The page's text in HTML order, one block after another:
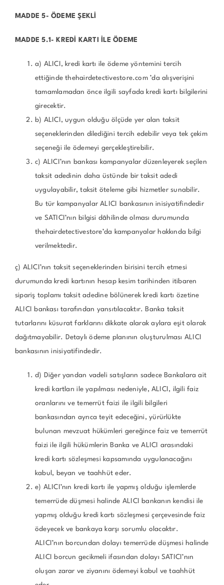
MADDE 5- ÖDEME ŞEKLİ
MADDE 5.1- KREDİ KARTI İLE ÖDEME
a) ALICI, kredi kartı ile ödeme yöntemini tercih
ettiğinde thehairdetectivestore.com ’da alışverişini
tamamlamadan önce ilgili sayfada kredi kartı bilgilerini
girecektir.
b) ALICI, uygun olduğu ölçüde yer alan taksit
seçeneklerinden dilediğini tercih edebilir veya tek çekim
seçeneği ile ödemeyi gerçekleştirebilir.
c) ALICI’nın bankası kampanyalar düzenleyerek seçilen
taksit adedinin daha üstünde bir taksit adedi
uygulayabilir, taksit öteleme gibi hizmetler sunabilir.
Bu tür kampanyalar ALICI bankasının inisiyatifindedir
ve SATICI’nın bilgisi dâhilinde olması durumunda
thehairdetectivestore’da kampanyalar hakkında bilgi
verilmektedir.
ç) ALICI’nın taksit seçeneklerinden birisini tercih etmesi
durumunda kredi kartının hesap kesim tarihinden itibaren
sipariş toplamı taksit adedine bölünerek kredi kartı özetine
ALICI bankası tarafından yansıtılacaktır. Banka taksit
tutarlarını küsurat farklarını dikkate alarak aylara eşit olarak
dağıtmayabilir. Detaylı ödeme planının oluşturulması ALICI
bankasının inisiyatifindedir.
d) Diğer yandan vadeli satışların sadece Bankalara ait
kredi kartları ile yapılması nedeniyle, ALICI, ilgili faiz
oranlarını ve temerrüt faizi ile ilgili bilgileri
bankasından ayrıca teyit edeceğini, yürürlükte
bulunan mevzuat hükümleri gereğince faiz ve temerrüt
faizi ile ilgili hükümlerin Banka ve ALICI arasındaki
kredi kartı sözleşmesi kapsamında uygulanacağını
kabul, beyan ve taahhüt eder.
e) ALICI’nın kredi kartı ile yapmış olduğu işlemlerde
temerrüde düşmesi halinde ALICI bankanın kendisi ile
yapmış olduğu kredi kartı sözleşmesi çerçevesinde faiz
ödeyecek ve bankaya karşı sorumlu olacaktır.
ALICI’nın borcundan dolayı temerrüde düşmesi halinde
ALICI borcun gecikmeli ifasından dolayı SATICI’nın
oluşan zarar ve ziyanını ödemeyi kabul ve taahhüt